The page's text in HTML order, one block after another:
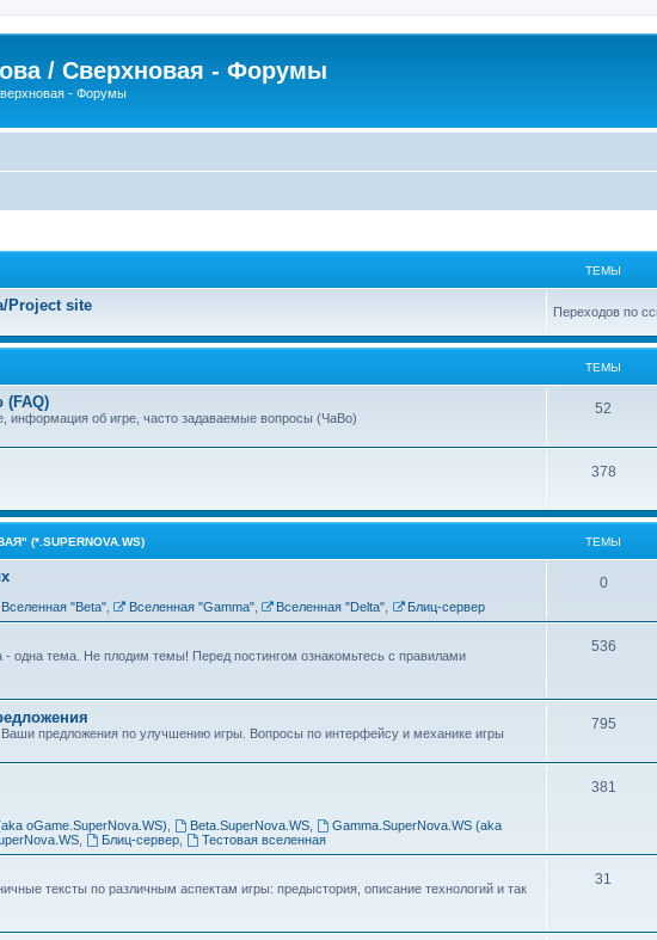
/ Сверхновая - Форумы
- Форумы
ТЕМЫ
Project site Переходов по
ТЕМЫ
информация об игре, часто задаваемые вопросы (ЧаВо)
52
378
(*.SUPERNOVA.WS) ТЕМЫ
Вселенная "Beta", Вселенная "Gamma", Вселенная "Delta" Блиц-сервер
0
одна тема. Не плодим темы! Перед постингом ознакомьтесь с правилами
536
предложения по улучшению игры. Вопросы по интерфейсу и механике игры
795
oGame.SuperNova.WS) Beta.SuperNova.WS,
Gamma.SuperNova.WS (aka
, Блиц-сервер, Тестовая вселенная
381
тексты по различным аспектам игры: предыстория, описание технологий и так
31